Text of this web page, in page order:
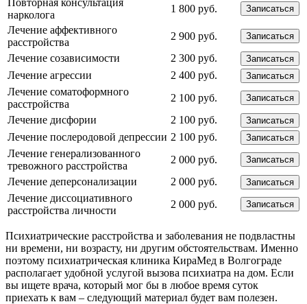
нарколога
1 800 руб. Записаться
Лечение аффективного
расстройства
2 900 руб. Записаться
Лечение созависимости 2 300 руб. Записаться
Лечение агрессии 2 400 руб. Записаться
Лечение соматоформного
расстройства
2 100 руб. Записаться
Лечение дисфории 2 100 руб. Записаться
Лечение послеродовой депрессии 2 100 руб. Записаться
Лечение генерализованного
тревожного расстройства
2 000 руб. Записаться
Лечение деперсонализации 2 000 руб. Записаться
Лечение диссоциативного
расстройства личности
2 000 руб. Записаться
Психиатрические расстройства и заболевания не подвластны
ни времени, ни возрасту, ни другим обстоятельствам. Именно
поэтому психиатрическая клиника КираМед в Волгограде
располагает удобной услугой вызова психиатра на дом. Если
вы ищете врача, который мог бы в любое время суток
приехать к вам – следующий материал будет вам полезен.